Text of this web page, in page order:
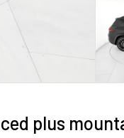
plus